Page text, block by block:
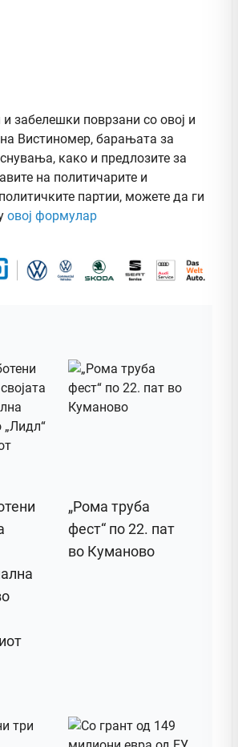
забелешки поврзани со овој и
Вистиномер, барањата за
како и предлозите за
на политичарите и
партии, можете да ги
овој формулар
„Рома труба
фест“ по 22. пат
во Куманово